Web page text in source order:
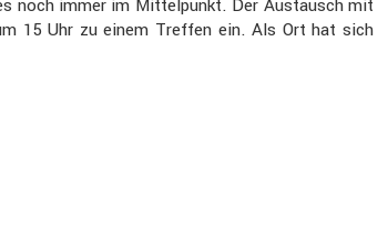
noch immer im Mittel­punkt. Der Austausch mit
15 Uhr zu einem Treffen ein. Als Ort hat sich